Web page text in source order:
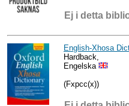
Ej i detta
English-Xhosa
Hardback,
Engelska
(Fxpcc(x))